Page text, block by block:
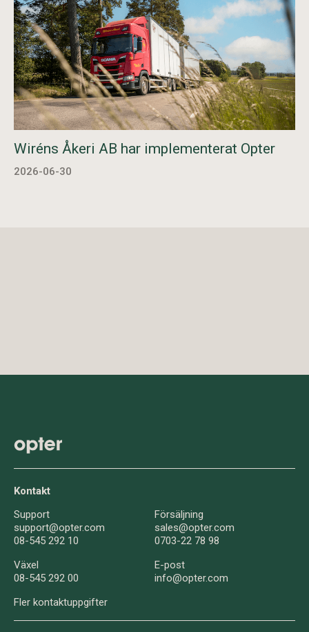
Wiréns Åkeri AB har implementerat Opter
2026-06-30
Kontakt
Support
support@opter.com
08-545 292 10
Försäljning
sales@opter.com
0703-22 78 98
Växel
08-545 292 00
E-post
info@opter.com
Fler kontaktuppgifter